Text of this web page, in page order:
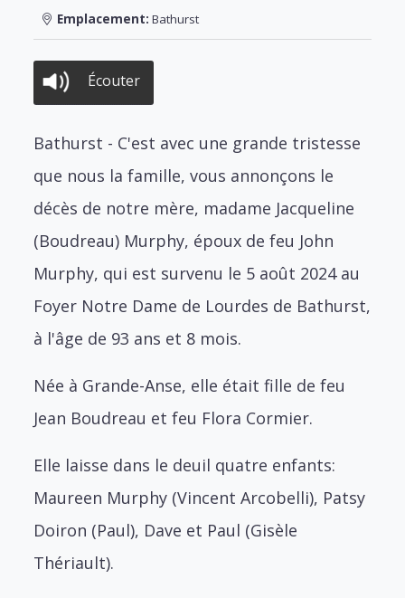
Emplacement: Bathurst
Écouter
Bathurst - C'est avec une grande tristesse
que nous la famille, vous annonçons le
décès de notre mère, madame Jacqueline
(Boudreau) Murphy, époux de feu John
Murphy, qui est survenu le 5 août 2024 au
Foyer Notre Dame de Lourdes de Bathurst,
à l'âge de 93 ans et 8 mois.
Née à Grande-Anse, elle était fille de feu
Jean Boudreau et feu Flora Cormier.
Elle laisse dans le deuil quatre enfants:
Maureen Murphy (Vincent Arcobelli), Patsy
Doiron (Paul), Dave et Paul (Gisèle
Thériault).